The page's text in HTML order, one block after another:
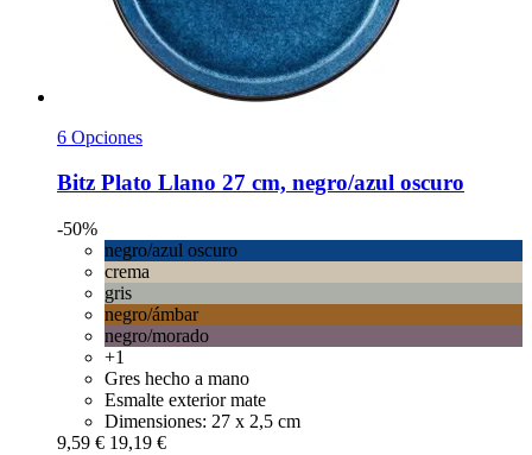
6 Opciones
Bitz Plato Llano 27 cm, negro/azul oscuro
-50%
negro/azul oscuro
crema
gris
negro/ámbar
negro/morado
+1
Gres hecho a mano
Esmalte exterior mate
Dimensiones: 27 x 2,5 cm
9,59 € 19,19 €